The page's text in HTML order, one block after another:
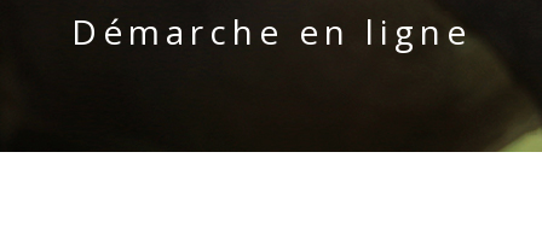
Petite
Vie
Démarche en ligne